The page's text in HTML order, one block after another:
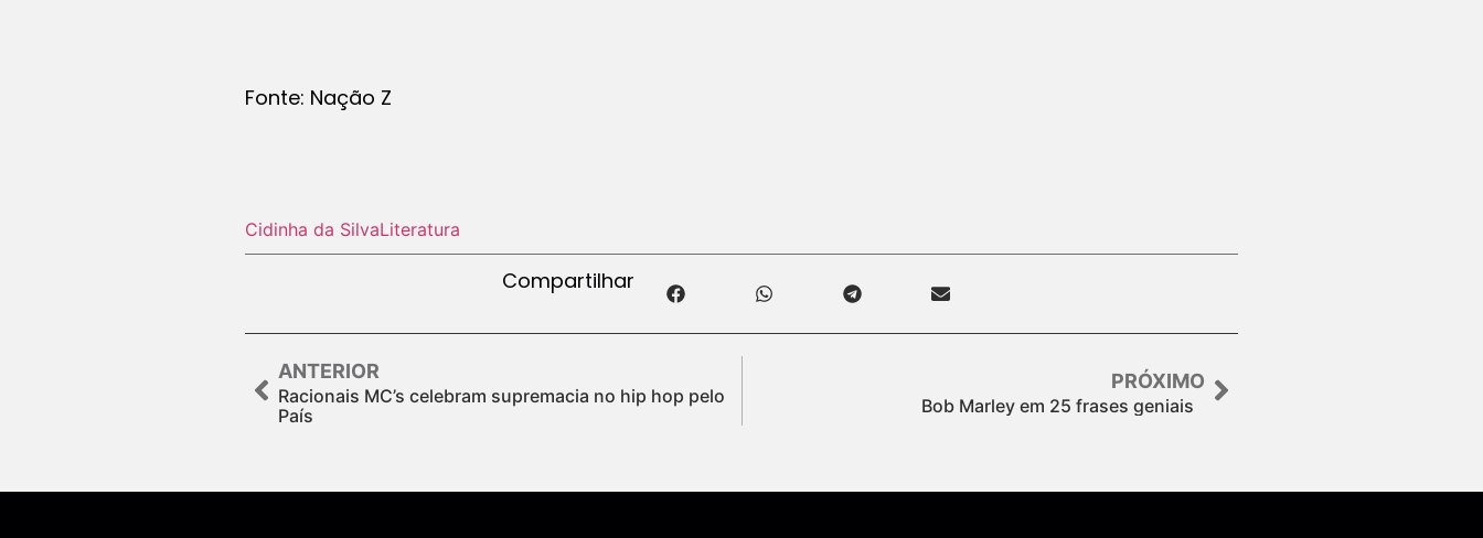
Fonte: Nação Z
Cidinha da SilvaLiteratura
Compartilhar
ANTERIOR
Racionais MC’s celebram supremacia no hip hop pelo
País
PRÓXIMO
Bob Marley em 25 frases geniais